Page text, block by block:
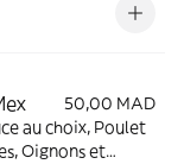
50,00 MAD
au choix, Poulet
Oignons et